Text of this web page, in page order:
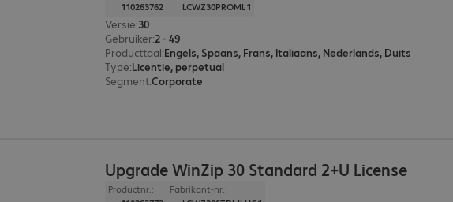
110263762
LCWZ30PROML1
Versie:30
Gebruiker:2 - 49
Producttaal:Engels, Spaans, Frans, Italiaans, Nederlands, Duits
Type:Licentie, perpetual
Segment:Corporate
Upgrade WinZip 30 Standard 2+U License
Productnr.:
Fabrikant-nr.: